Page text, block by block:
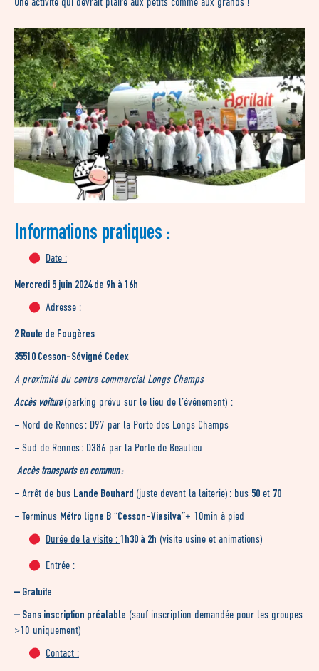
Informations pratiques :
Date :
Mercredi 5 juin 2024 de 9h à 16h
Adresse :
2 Route de Fougères
35510 Cesson-Sévigné Cedex
A proximité du centre commercial Longs Champs
Accès voiture(parking prévu sur le lieu de l’événement) :
– Nord de Rennes : D97 par la Porte des Longs Champs
– Sud de Rennes : D386 par la Porte de Beaulieu
Accès transports en commun :
– Arrêt de bus Lande Bouhard (juste devant la laiterie) : bus 50 et 70
– Terminus Métro ligne B “Cesson-Viasilva”+ 10min à pied
Durée de la visite : 1h30 à 2h (visite usine et animations)
Entrée :
– Gratuite
– Sans inscription préalable (sauf inscription demandée pour les groupes
>10 uniquement)
Contact :